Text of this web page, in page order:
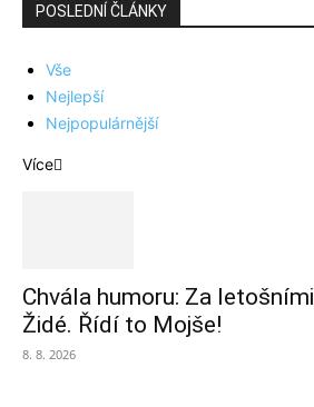
POSLEDNÍ ČLÁNKY
Vše
Nejlepší
Nejpopulárnější
Více
Chvála humoru: Za
Židé. Řídí to Mojše!
8. 8. 2026